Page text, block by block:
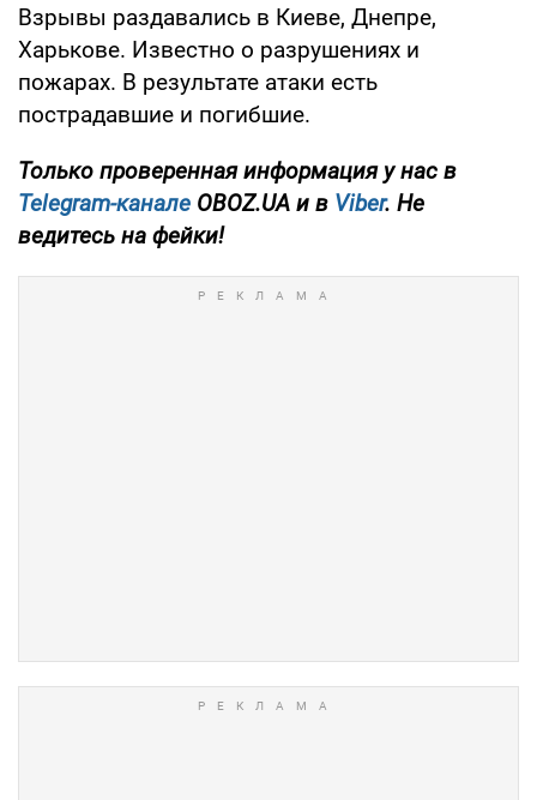
Взрывы раздавались в Киеве, Днепре,
Харькове. Известно о разрушениях и
пожарах. В результате атаки есть
пострадавшие и погибшие.
Только проверенная информация у нас в
Telegram-канале OBOZ.UA и в Viber. Не
ведитесь на фейки!